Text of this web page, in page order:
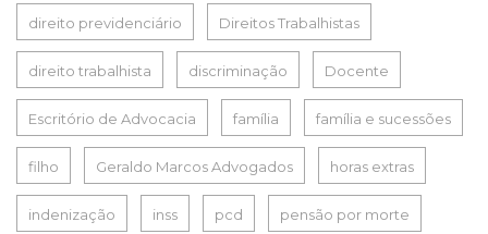
direito previdenciário Direitos Trabalhistas
direito trabalhista discriminação Docente
Escritório de Advocacia família família e sucessões
filho Geraldo Marcos Advogados horas extras
indenização inss pcd pensão por morte